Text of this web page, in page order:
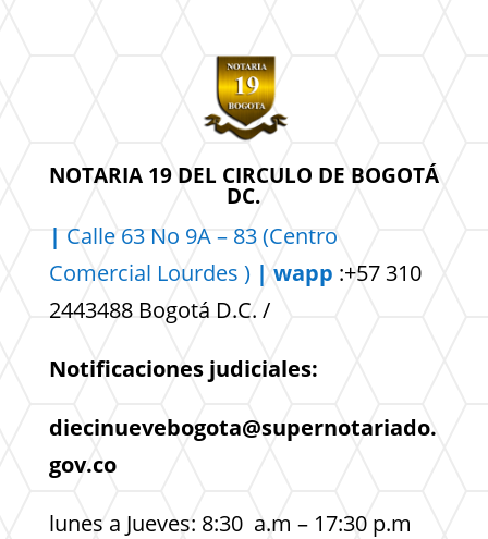
NOTARIA 19 DEL CIRCULO DE BOGOTÁ
DC.
| Calle 63 No 9A – 83 (Centro
Comercial Lourdes ) | wapp :+57 310
2443488 Bogotá D.C. /
Notificaciones judiciales:
diecinuevebogota@supernotariado.
gov.co
lunes a Jueves: 8:30 a.m – 17:30 p.m